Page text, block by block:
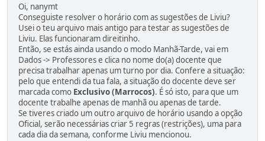
Oi, nanymt
Conseguiste resolver o horário com as sugestões de Liviu?
Usei o teu arquivo mais antigo para testar as sugestões de
Liviu. Elas funcionaram direitinho.
Então, se estás ainda usando o modo Manhã-Tarde, vai em
Dados -> Professores e clica no nome do(a) docente que
precisa trabalhar apenas um turno por dia. Confere a situação:
pelo que entendi da tua fala, a situação do docente deve ser
marcada como Exclusivo (Marrocos). É só isto, para que um
docente trabalhe apenas de manhã ou apenas de tarde.
Se tiveres criado um outro arquivo de horário usando a opção
Oficial, serão necessárias criar 5 regras (restrições), uma para
cada dia da semana, conforme Liviu mencionou.